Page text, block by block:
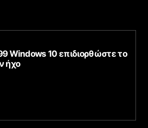
Windows 10 επιδιορθώστε το
ήχο